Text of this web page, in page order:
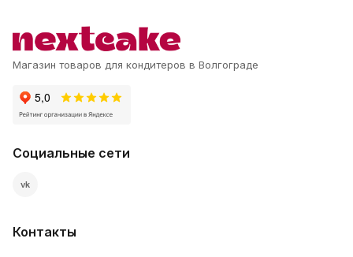
Магазин товаров для кондитеров в Волгограде
Социальные сети
vk
Контакты